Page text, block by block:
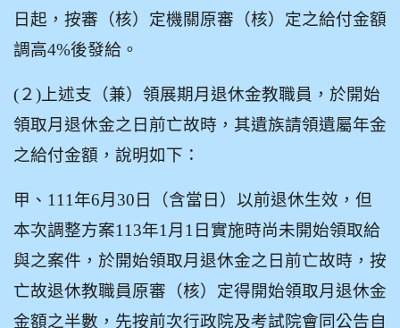
日起，按審（核）定機關原審（核）定之給付金額
調高4%後發給。
(２)上述支（兼）領展期月退休金教職員，於開始
領取月退休金之日前亡故時，其遺族請領遺屬年金
之給付金額，說明如下：
甲、111年6月30日（含當日）以前退休生效，但
本次調整方案113年1月1日實施時尚未開始領取給
與之案件，於開始領取月退休金之日前亡故時，按
亡故退休教職員原審（核）定得開始領取月退休金
金額之半數，先按前次行政院及考試院會同公告自